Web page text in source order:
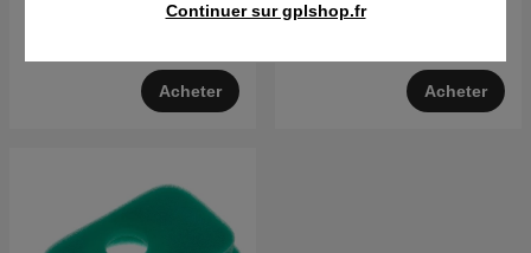
Continuer sur gplshop.fr
Acheter Acheter